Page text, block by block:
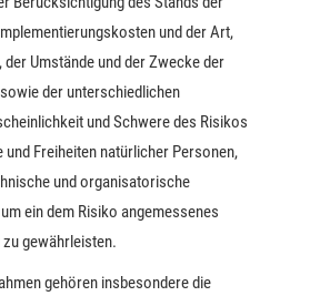
und der Art,
der Umstände und der Zwecke der
der unterschiedlichen
und Schwere des Risikos
und Freiheiten natürlicher Personen,
und organisatorische
ein dem Risiko angemessenes
gewährleisten.
gehören insbesondere die